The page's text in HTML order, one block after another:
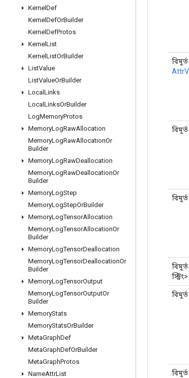
Kernel Def
Kernel DefOrBuilder
Kernel DefProtos
Kernel List
Kernel ListOrBuilder
ListValue
ListValueOrBuilder
Local Links
Local LinksOrBuilder
LogMemoryProtos
MemoryLogRawAllocation
MemoryLogRawAllocationOr
Builder
MemoryLogRawDeallocation
MemoryLogRawDeallocationOr
Builder
MemoryLogStep
MemoryLogStepOrBuilder
MemoryLogTensorAllocation
MemoryLogTensorAllocationOr
Builder
MemoryLogTensorDeallocation
MemoryLogTensorDeallocationOr
Builder
MemoryLogTensorOutput
MemoryLogTensorOutputOr
Builder
MemoryStats
MemoryStatsOrBuilder
MetaGraphDef
MetaGraphDefOrBuilder
MetaGraphProtos
NameAttrList
বিমূর্ত
বিমূর্ত
বিমূর্ত
বিমূর্ত
স্ট্রিং>
বিমূর্ত